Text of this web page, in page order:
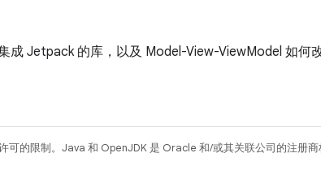
成 Jetpack 的库，以及 Model-View-ViewModel 如何
可的限制。Java 和 OpenJDK 是 Oracle 和/或其关联公司的注册商